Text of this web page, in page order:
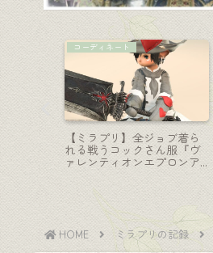
侍-刀
虹とシャボン泡と蝶が舞い
３色に光る侍のティターニ
ア武器『妖精刀【改】』
HOME ミラプリの記録